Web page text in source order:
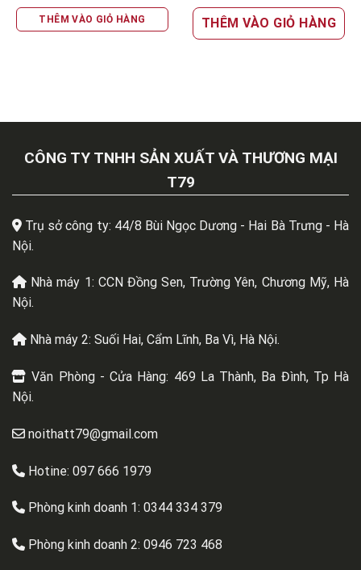
THÊM VÀO GIỎ HÀNG THÊM VÀO GIỎ HÀNG
CÔNG TY TNHH SẢN XUẤT VÀ THƯƠNG MẠI
T79
Trụ sở công ty: 44/8 Bùi Ngọc Dương - Hai Bà Trưng - Hà
Nội.
Nhà máy 1: CCN Đồng Sen, Trường Yên, Chương Mỹ, Hà
Nội.
Nhà máy 2: Suối Hai, Cẩm Lĩnh, Ba Vì, Hà Nội.
Văn Phòng - Cửa Hàng: 469 La Thành, Ba Đình, Tp Hà
Nội.
noithatt79@gmail.com
Hotine: 097 666 1979
Phòng kinh doanh 1: 0344 334 379
Phòng kinh doanh 2: 0946 723 468